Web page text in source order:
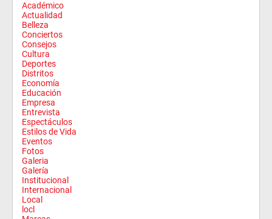
Académico
Actualidad
Belleza
Conciertos
Consejos
Cultura
Deportes
Distritos
Economía
Educación
Empresa
Entrevista
Espectáculos
Estilos de Vida
Eventos
Fotos
Galeria
Galería
Institucional
Internacional
Local
locl